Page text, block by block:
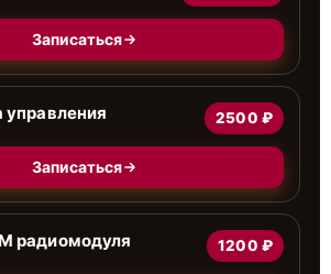
Записаться
управления 2500 ₽
Записаться
радиомодуля 1200 ₽